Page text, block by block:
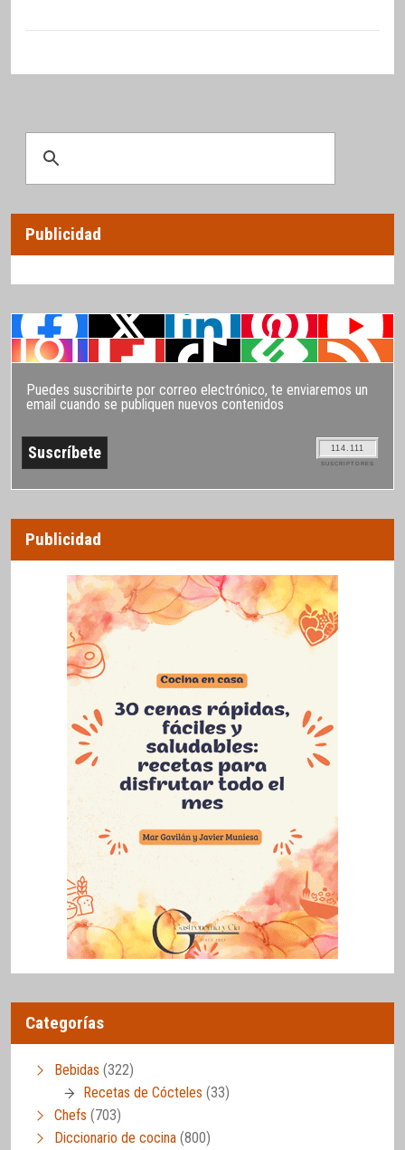
Publicidad
Puedes suscribirte por correo electrónico, te enviaremos un
email cuando se publiquen nuevos contenidos
114.111
SUSCRIPTORES
Publicidad
Categorías
Bebidas (322)
Recetas de Cócteles (33)
Chefs (703)
Diccionario de cocina (800)